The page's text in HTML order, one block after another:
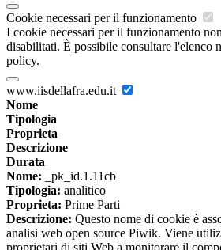
Cookie necessari per il funzionamento
I cookie necessari per il funzionamento
disabilitati. È possibile consultare l'elenco
policy.
www.iisdellafra.edu.it
Nome
Tipologia
Proprieta
Descrizione
Durata
Nome: _pk_id.1.11cb
Tipologia: analitico
Proprieta: Prime Parti
Descrizione: Questo nome di cookie è
analisi web open source Piwik. Viene